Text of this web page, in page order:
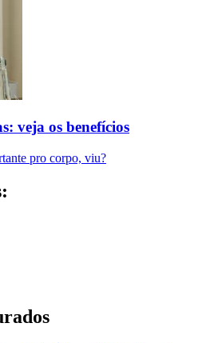
veja os benefícios
pro corpo, viu?